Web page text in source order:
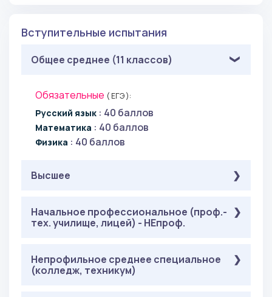
Вступительные испытания
Общее среднее (11 классов)
Обязательные ( ЕГЭ ):
Русский язык : 40 баллов
Математика : 40 баллов
Физика : 40 баллов
Высшее
Обязательные( Онлайн-тестирование ):
Русский язык : 40 баллов
баллов
Общая физика: 40 баллов
Начальное профессиональное (проф.-
тех. училище, лицей) - НЕпроф.
Обязательные ( Онлайн-тестирование ):
Русский язык: 40 баллов
Непрофильное среднее специальное
(колледж, техникум)